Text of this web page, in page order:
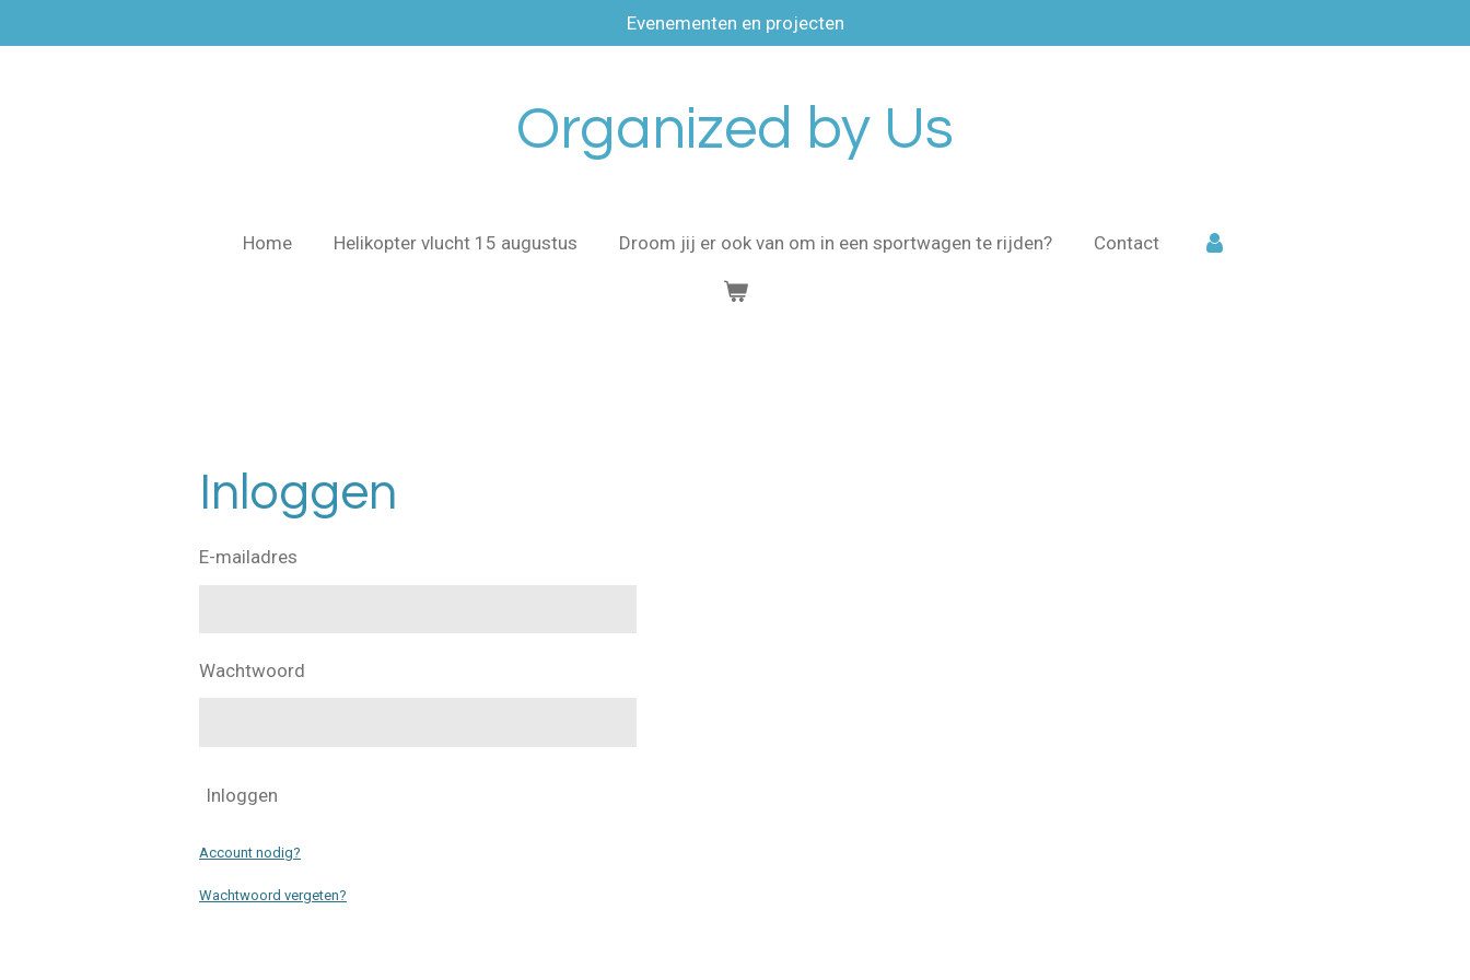
direct
Evenementen en projecten
Organized by Us
Home Helikopter vlucht 15 augustus Droom jij er ook van om in een sportwagen te rijden? Contact
Inloggen
E-mailadres
Wachtwoord
Inloggen
Account nodig?
Wachtwoord vergeten?